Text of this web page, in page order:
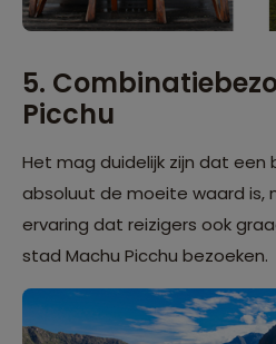
5.
Picchu
Het mag duidelijk zijn dat een
absoluut de moeite waard is,
ervaring dat reizigers ook
stad Machu Picchu bezoeken.